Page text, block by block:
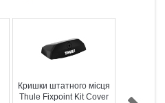
Кришки штатного місця
Thule Fixpoint Kit Cover